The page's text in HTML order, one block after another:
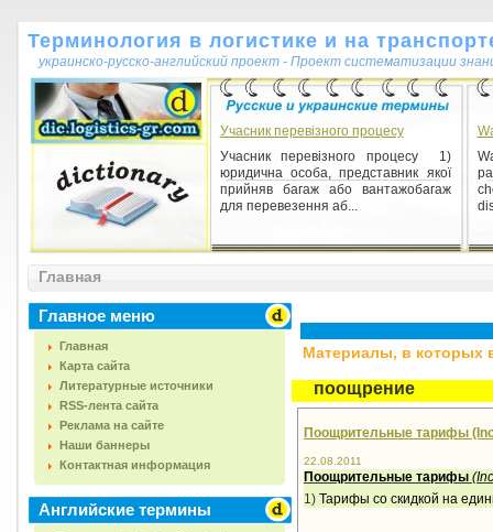
Терминология в логистике и на
украинско-русско-английский проект - Проект систематизации
Учасник перевізного процесу
Учасник перевізного процесу 1)
юридична особа, представник якої
прийняв багаж або вантажобагаж
для перевезення аб...
Главная
Главное меню
Главная
Карта сайта
Литературные источники
RSS-лента сайта
Реклама на сайте
Наши баннеры
Контактная информация
Английские термины
Материалы, в которых
поощрение
Поощрительные тарифы
22.08.2011
Поощрительные тарифы (
1) Тарифы со скидкой на